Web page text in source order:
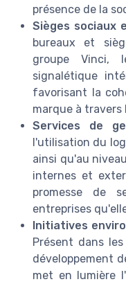
présence de la
Sièges sociaux
bureaux et
groupe Vinci,
signalétique
favorisant la
marque à travers
Services de
l'utilisation du
ainsi qu'au
internes et
promesse de
entreprises
Initiatives
Présent dans
développement
met en lumière